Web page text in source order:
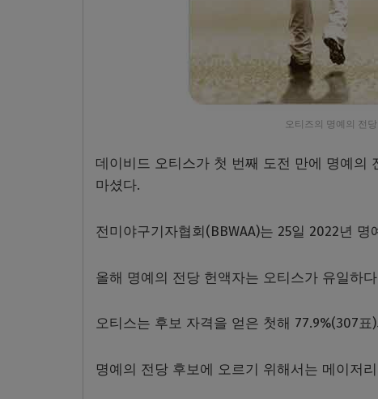
오티즈의 명예의 전
데이비드 오티스가 첫 번째 도전 만에 명예의
마셨다.
전미야구기자협회(BBWAA)는 25일 2022년
올해 명예의 전당 헌액자는 오티스가 유일하
오티스는 후보 자격을 얻은 첫해 77.9%(307
명예의 전당 후보에 오르기 위해서는 메이저